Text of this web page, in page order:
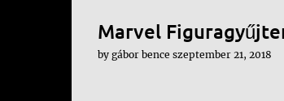
Marvel
by gábor bence szeptember 21, 2018